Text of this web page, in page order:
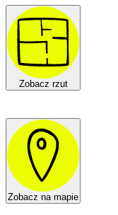
Zobacz rzut
Zobacz na mapie